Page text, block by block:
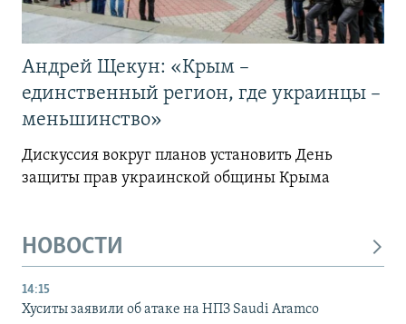
Андрей Щекун: «Крым –
единственный регион, где украинцы –
меньшинство»
Дискуссия вокруг планов установить День
защиты прав украинской общины Крыма
НОВОСТИ
14:15
Хуситы заявили об атаке на НПЗ Saudi Aramco